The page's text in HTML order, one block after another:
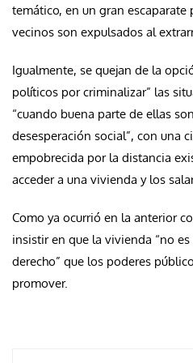
temático, en un gran
vecinos son expulsados al
Igualmente, se quejan de la
políticos por criminalizar” las
“cuando buena parte de ellas
desesperación social”, con una
empobrecida por la distancia
acceder a una vivienda y los
Como ya ocurrió en la anterior
insistir en que la vivienda “no
derecho” que los poderes
promover.